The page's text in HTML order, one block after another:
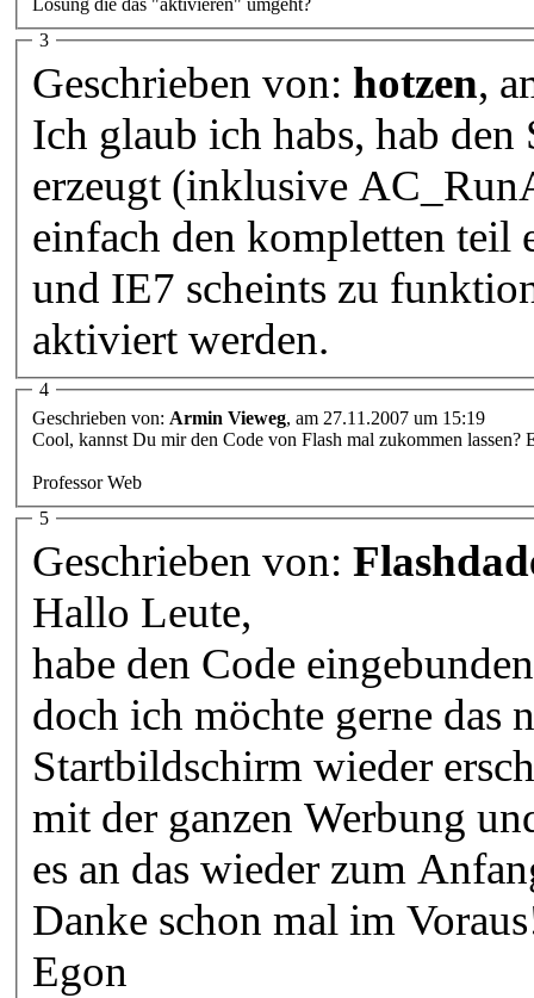
3
Geschrieben von: hotzen,
Ich glaub ich habs, hab den
erzeugt (inklusive
einfach den kompletten teil entfernt. Im FF 2.0 und im IE6
und IE7 scheints zu
aktiviert werden.
4
Geschrieben von: Armin Vieweg, am 27.11.2007 um 15:19
Cool, kannst Du mir den Code von Flash mal zukommen
Professor Web
5
Geschrieben von:
Hallo Leute,
habe den Code
doch ich möchte gerne das
Startbildschirm wieder
mit der ganzen Werbung
es an das wieder zum
Danke schon mal im
Egon